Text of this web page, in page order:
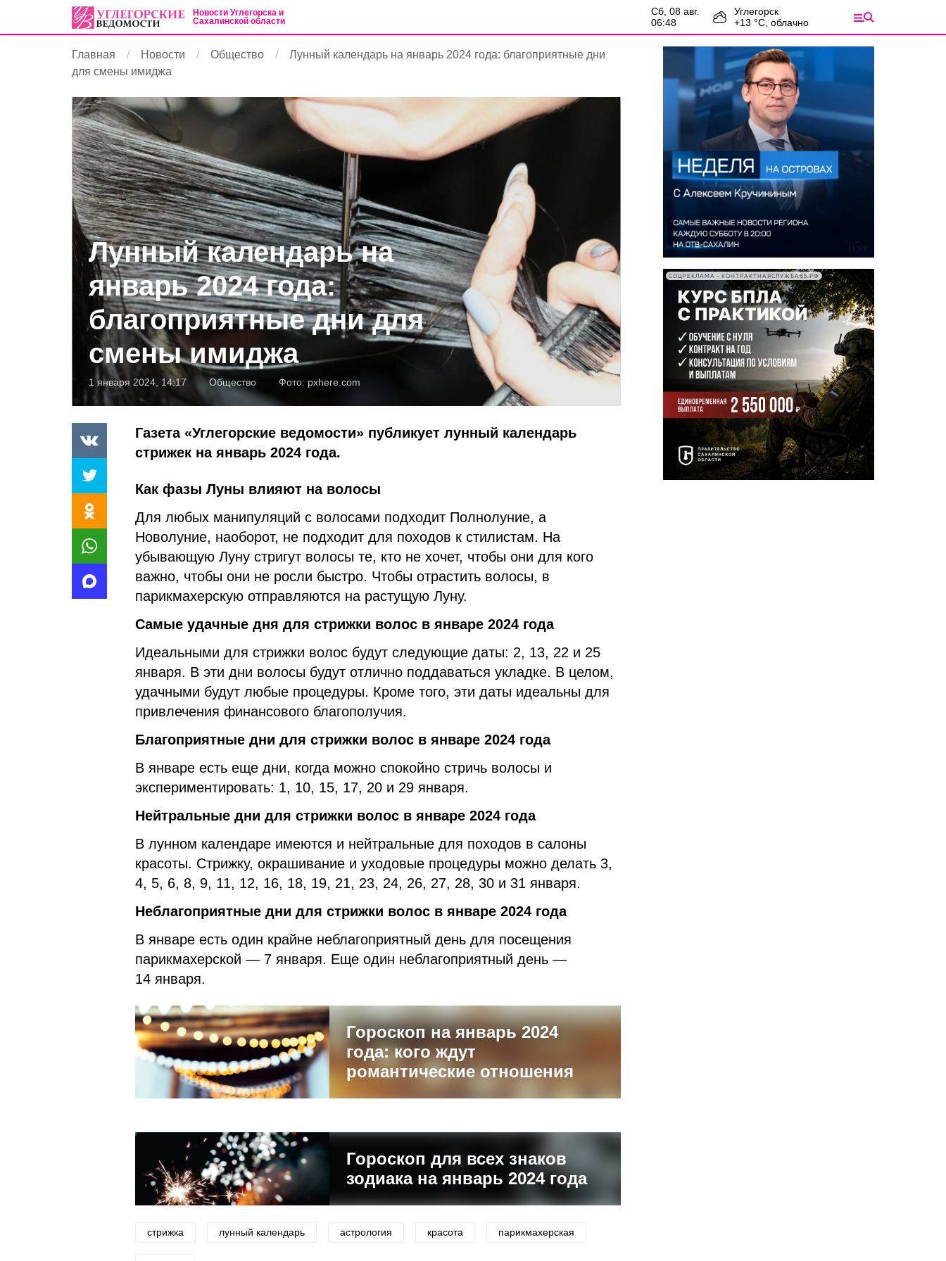
Новости Углегорска и
Сахалинской области
сб, 08 авг.
06:48
Углегорск
+13 °С, облачно
Главная Новости Общество
Лунный календарь на январь 2024 года: благоприятные дни
для смены имиджа
Лунный календарь на
январь 2024 года:
благоприятные дни для
смены имиджа
1 января 2024, 14:17 Общество Фото: pxhere.com
Газета «Углегорские ведомости» публикует лунный календарь
стрижек на январь 2024 года.
Как фазы Луны влияют на волосы
Для любых манипуляций с волосами подходит Полнолуние, а
Новолуние, наоборот, не подходит для походов к стилистам. На
убывающую Луну стригут волосы те, кто не хочет, чтобы они для кого
важно, чтобы они не росли быстро. Чтобы отрастить волосы, в
парикмахерскую отправляются на растущую Луну.
Самые удачные дня для стрижки волос в январе 2024 года
Идеальными для стрижки волос будут следующие даты: 2, 13, 22 и 25
января. В эти дни волосы будут отлично поддаваться укладке. В целом,
удачными будут любые процедуры. Кроме того, эти даты идеальны для
привлечения финансового благополучия.
Благоприятные дни для стрижки волос в январе 2024 года
В январе есть еще дни, когда можно спокойно стричь волосы и
экспериментировать: 1, 10, 15, 17, 20 и 29 января.
Нейтральные дни для стрижки волос в январе 2024 года
В лунном календаре имеются и нейтральные для походов в салоны
красоты. Стрижку, окрашивание и уходовые процедуры можно делать 3,
4, 5, 6, 8, 9, 11, 12, 16, 18, 19, 21, 23, 24, 26, 27, 28, 30 и 31 января.
Неблагоприятные дни для стрижки волос в январе 2024 года
В январе есть один крайне неблагоприятный день для посещения
парикмахерской — 7 января. Еще один неблагоприятный день —
14 января.
Гороскоп на январь 2024
года: кого ждут
романтические отношения
Гороскоп для всех знаков
зодиака на январь 2024 года
стрижка лунный календарь астрология красота парикмахерская
СОЦРЕКЛАМА • КОНТРАКТНАЯСЛУЖБА65.РФ